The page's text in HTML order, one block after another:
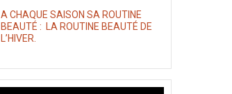
A CHAQUE SAISON SA ROUTINE
BEAUTÉ : LA ROUTINE BEAUTÉ DE
L’HIVER.